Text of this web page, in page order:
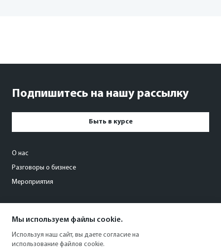
Подпишитесь на нашу рассылку
Быть в курсе
О нас
Разговоры о бизнесе
Мероприятия
+7 846 203-00-88
Мы используем файлы cookie.
Используя наш сайт, вы даете согласие на
использование файлов cookie.